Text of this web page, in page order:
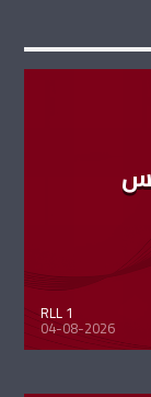
RLL 1
04-08-2026